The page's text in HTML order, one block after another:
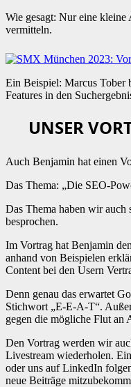
Wie gesagt: Nur eine
vermitteln.
Ein Beispiel: Marcus Tober
Features in den
UNSER
Auch Benjamin hat einen
Das Thema: „Die SEO-
Das Thema haben wir auch
besprochen.
Im Vortrag hat Benjamin
anhand von Beispielen
Content bei den Usern
Denn genau das erwartet
Stichwort „E-E-A-T“.
gegen die mögliche Flut an
Den Vortrag werden wir
Livestream wiederholen.
oder uns auf LinkedIn
neue Beiträge